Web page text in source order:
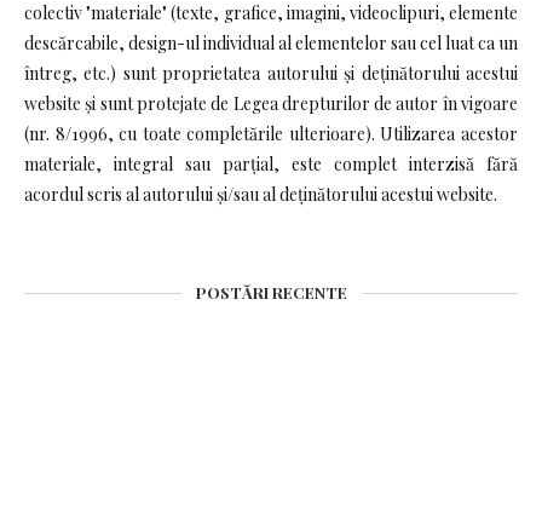
colectiv "materiale" (texte, grafice, imagini, videoclipuri, elemente
descărcabile, design-ul individual al elementelor sau cel luat ca un
întreg, etc.) sunt proprietatea autorului și deținătorului acestui
website și sunt protejate de Legea drepturilor de autor în vigoare
(nr. 8/1996, cu toate completările ulterioare). Utilizarea acestor
materiale, integral sau parțial, este complet interzisă fără
acordul scris al autorului și/sau al deținătorului acestui website.
POSTĂRI RECENTE